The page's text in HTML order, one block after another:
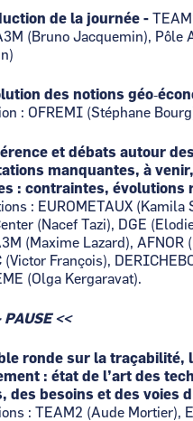
de la journée -
(Bruno Jacquemin), Pôle
des notions
: OFREMI (Stéphane
et débats autour des
manquantes, à
: contraintes, évolutions
: EUROMETAUX (Kamila
(Nacef Tazi), DGE
(Maxime Lazard), AFNOR
(Victor François),
(Olga Kergaravat).
<<
ronde sur la traçabilité,
: état de l’art des
des besoins et des voies
: TEAM2 (Aude Mortier),